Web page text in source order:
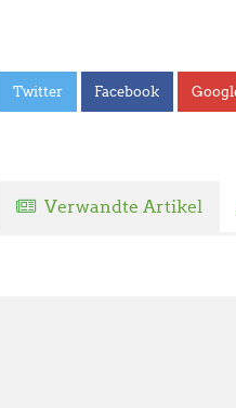
Twitter Facebook
Verwandte Artikel